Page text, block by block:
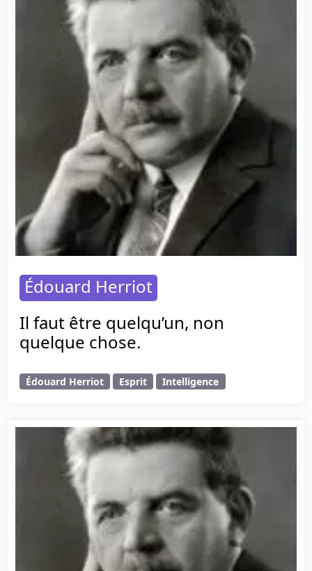
Édouard Herriot
Il faut être quelqu’un, non
quelque chose.
Édouard Herriot Esprit Intelligence